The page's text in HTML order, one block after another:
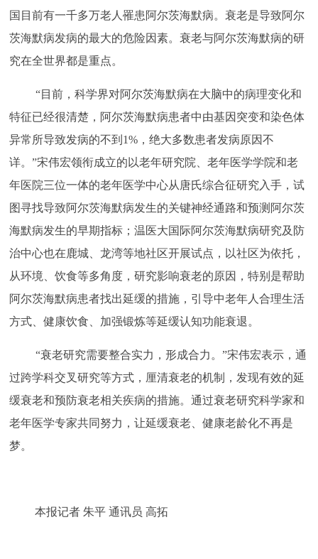
国目前有一千多万老人罹患阿尔茨海默病。衰老是导致阿尔
茨海默病发病的最大的危险因素。衰老与阿尔茨海默病的研
究在全世界都是重点。
“目前，科学界对阿尔茨海默病在大脑中的病理变化和
特征已经很清楚，阿尔茨海默病患者中由基因突变和染色体
异常所导致发病的不到1%，绝大多数患者发病原因不
详。”宋伟宏领衔成立的以老年研究院、老年医学学院和老
年医院三位一体的老年医学中心从唐氏综合征研究入手，试
图寻找导致阿尔茨海默病发生的关键神经通路和预测阿尔茨
海默病发生的早期指标；温医大国际阿尔茨海默病研究及防
治中心也在鹿城、龙湾等地社区开展试点，以社区为依托，
从环境、饮食等多角度，研究影响衰老的原因，特别是帮助
阿尔茨海默病患者找出延缓的措施，引导中老年人合理生活
方式、健康饮食、加强锻炼等延缓认知功能衰退。
“衰老研究需要整合实力，形成合力。”宋伟宏表示，通
过跨学科交叉研究等方式，厘清衰老的机制，发现有效的延
缓衰老和预防衰老相关疾病的措施。通过衰老研究科学家和
老年医学专家共同努力，让延缓衰老、健康老龄化不再是
梦。
本报记者 朱平 通讯员 高拓